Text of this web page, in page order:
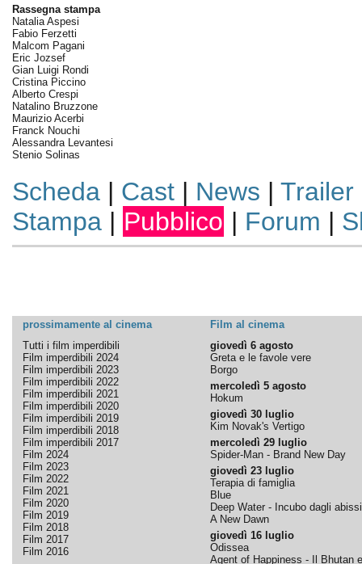
Rassegna stampa
Natalia Aspesi
Fabio Ferzetti
Malcom Pagani
Eric Jozsef
Gian Luigi Rondi
Cristina Piccino
Alberto Crespi
Natalino Bruzzone
Maurizio Acerbi
Franck Nouchi
Alessandra Levantesi
Stenio Solinas
Scheda| Cast| News | Trailer
Stampa| Pubblico | Forum |
prossimamente al cinema
Film al cinema
Tutti i film imperdibili
Film imperdibili 2024
Film imperdibili 2023
Film imperdibili 2022
Film imperdibili 2021
Film imperdibili 2020
Film imperdibili 2019
Film imperdibili 2018
Film imperdibili 2017
Film 2024
Film 2023
Film 2022
Film 2021
Film 2020
Film 2019
Film 2018
Film 2017
Film 2016
giovedì 6 agosto
Greta e le favole vere
Borgo
mercoledì 5 agosto
Hokum
giovedì 30 luglio
Kim Novak's Vertigo
mercoledì 29 luglio
Spider-Man - Brand New Day
giovedì 23 luglio
Terapia di famiglia
Blue
Deep Water - Incubo dagli abissi
A New Dawn
giovedì 16 luglio
Odissea
Agent of Happiness - Il Bhutan